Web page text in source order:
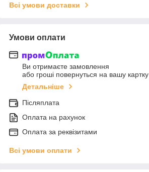
Всі умови доставки
Умови оплати
Ви отримаєте замовлення
або гроші повернуться на вашу картку
Детальніше
Післяплата
Оплата на рахунок
Оплата за реквізитами
Всі умови оплати